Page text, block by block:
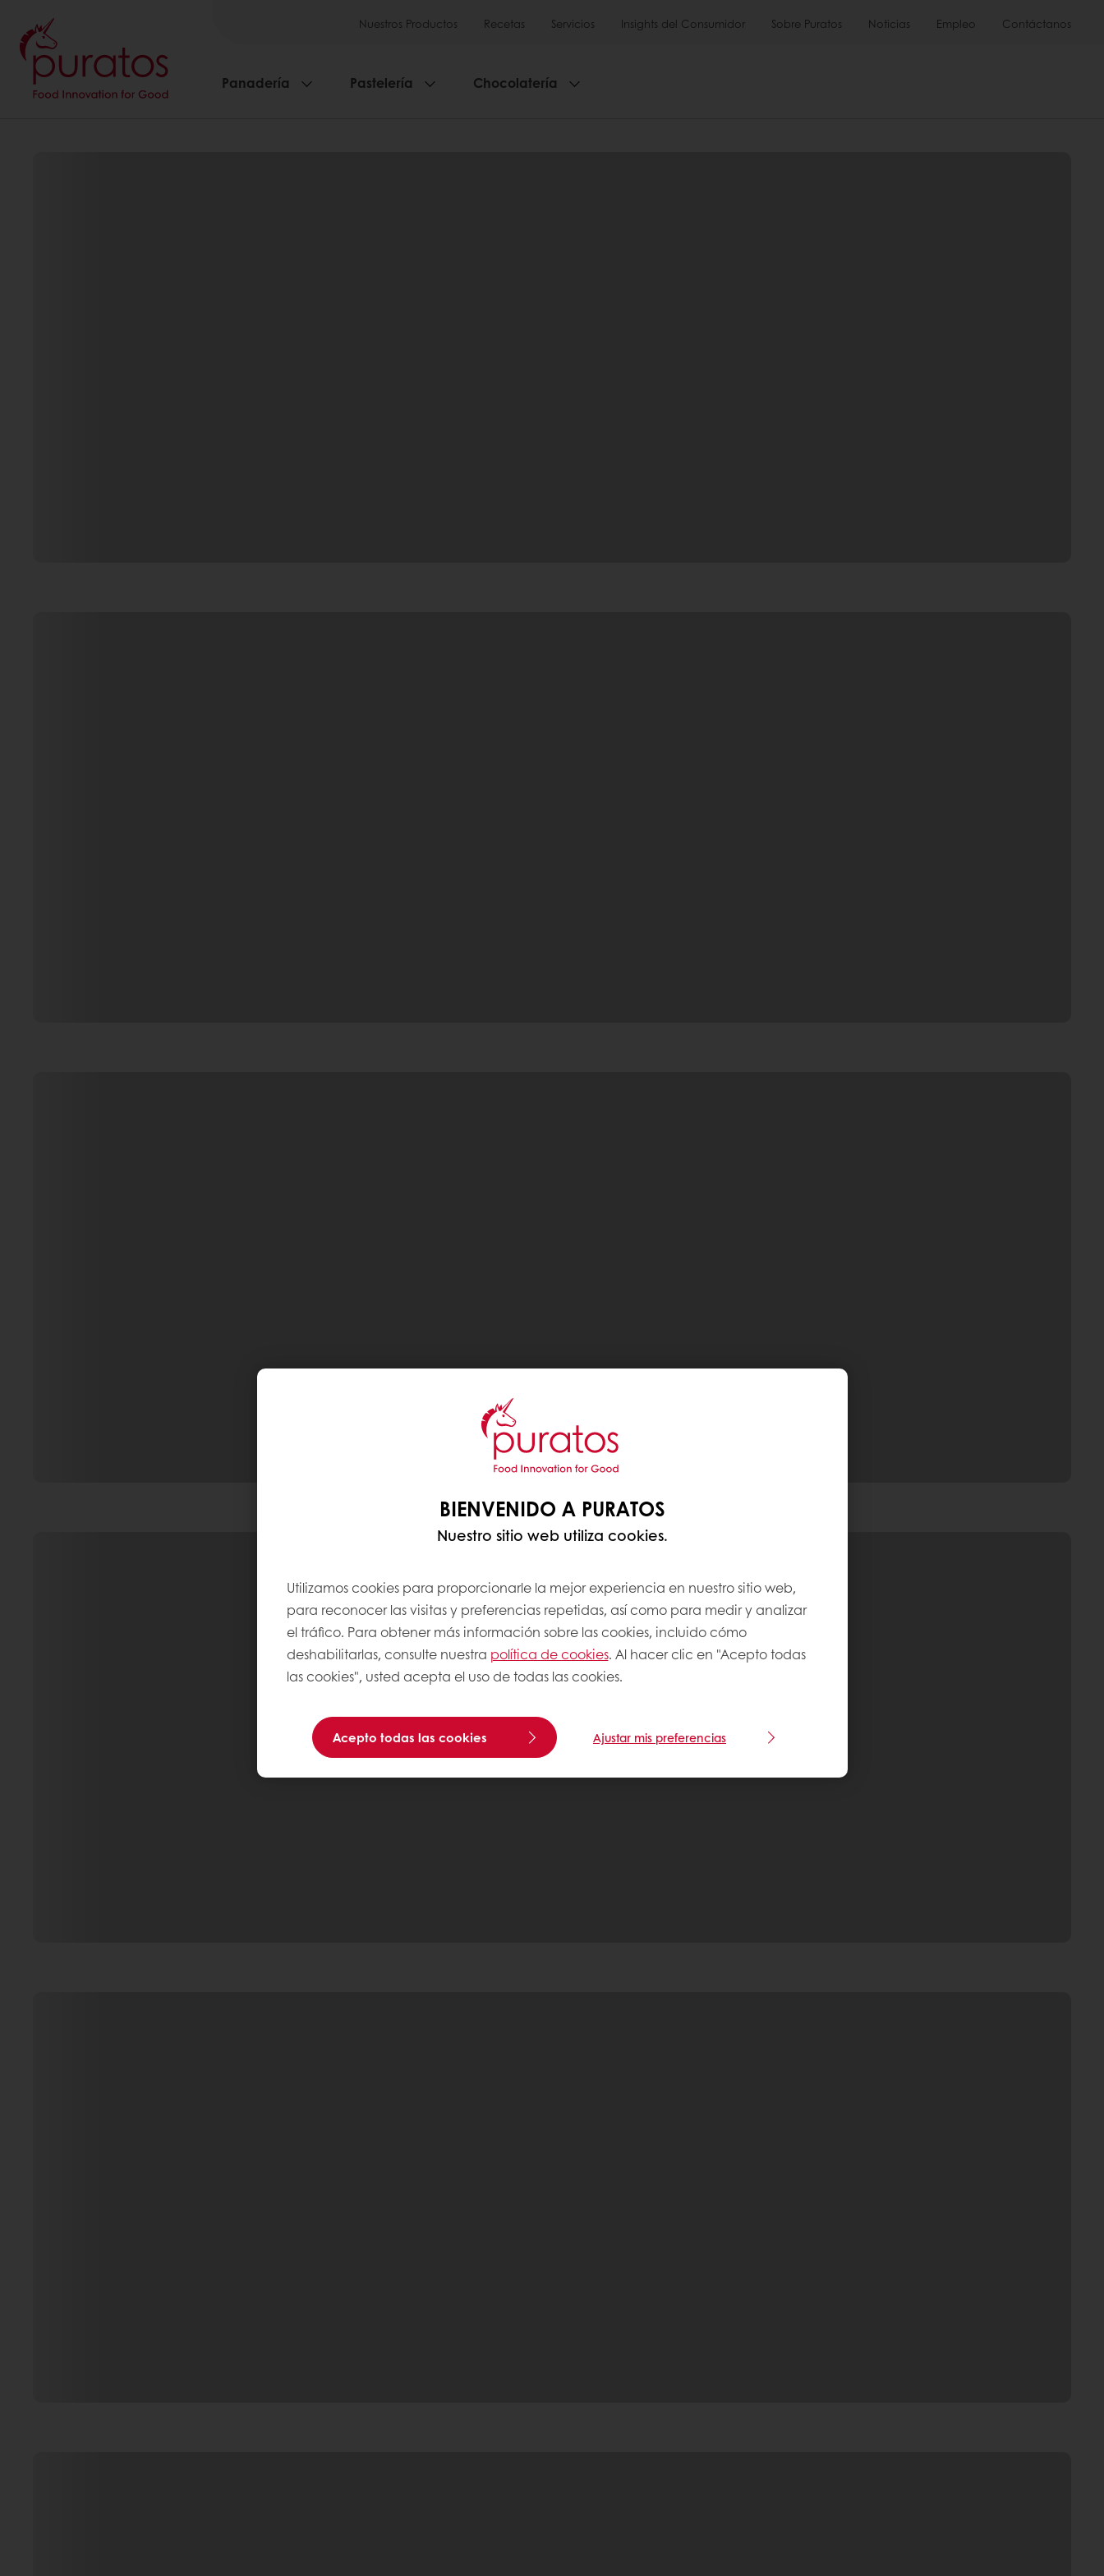
Nuestros Productos Recetas Servicios Insights del Consumidor Sobre Puratos Noticias Empleo Contáctanos
Panadería Pastelería Chocolatería
BIENVENIDO A PURATOS
Nuestro sitio web utiliza cookies.
Utilizamos cookies para proporcionarle la mejor experiencia en nuestro sitio web,
para reconocer las visitas y preferencias repetidas, así como para medir y analizar
el tráfico. Para obtener más información sobre las cookies, incluido cómo
deshabilitarlas, consulte nuestra política de cookies. Al hacer clic en "Acepto todas
las cookies", usted acepta el uso de todas las cookies.
Acepto todas las cookies Ajustar mis preferencias